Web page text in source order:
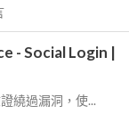
- Social Login |
繞過漏洞，使...